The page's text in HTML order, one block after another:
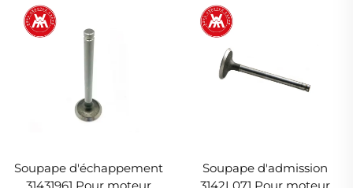
Soupape d'échappement
Soupape d'admission